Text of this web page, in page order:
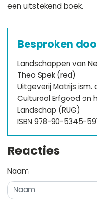
een uitstekend boek.
Besproken
Landschappen van
Theo Spek (red)
Uitgeverij Matrijs ism.
Cultureel Erfgoed en
Landschap (RUG)
ISBN 978-90-5345-
Reacties
Naam